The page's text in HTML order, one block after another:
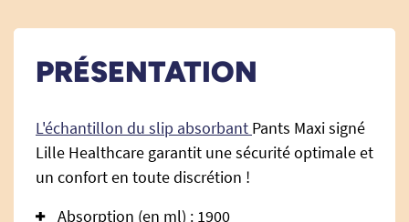
PRÉSENTATION
L'échantillon du slip absorbant Pants Maxi signé
Lille Healthcare garantit une sécurité optimale et
un confort en toute discrétion !
Absorption (en ml) : 1900